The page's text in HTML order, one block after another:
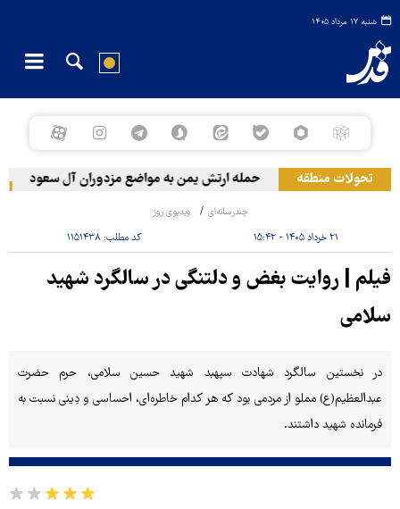
شنبه ۱۷ مرداد ۱۴۰۵
تحولات منطقه حمله ارتش یمن به مواضع مزدوران آل سعود
چندرسانه‌ای ویدیوی روز
۲۱ خرداد ۱۴۰۵ - ۱۵:۴۲ کد مطلب: ۱۱۵۱۴۳۸
فیلم | روایت بغض و دلتنگی در سالگرد شهید
سلامی
در نخستین سالگرد شهادت سپهبد شهید حسین سلامی، حرم حضرت
عبدالعظیم(ع) مملو از مردمی بود که هر کدام خاطره‌ای، احساسی و دِینی نسبت به
فرمانده شهید داشتند.